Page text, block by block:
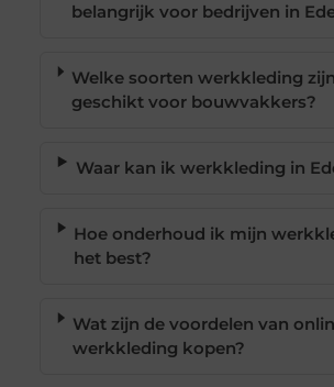
belangrijk voor bedrijven in
Welke soorten werkkleding zijn
geschikt voor bouwvakkers?
Waar kan ik werkkleding in
Hoe onderhoud ik mijn
het best?
Wat zijn de voordelen van
werkkleding kopen?